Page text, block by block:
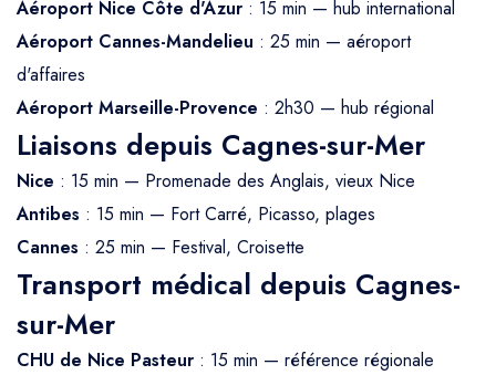
Aéroport Nice Côte d'Azur : 15 min — hub international
Aéroport Cannes-Mandelieu : 25 min — aéroport
d'affaires
Aéroport Marseille-Provence : 2h30 — hub régional
Liaisons depuis Cagnes-sur-Mer
Nice : 15 min — Promenade des Anglais, vieux Nice
Antibes : 15 min — Fort Carré, Picasso, plages
Cannes : 25 min — Festival, Croisette
Transport médical depuis Cagnes-
sur-Mer
CHU de Nice Pasteur : 15 min — référence régionale